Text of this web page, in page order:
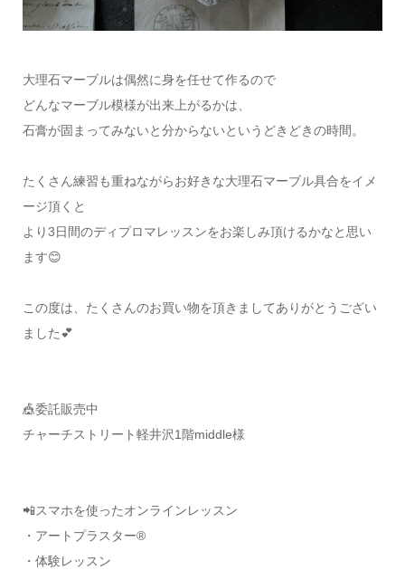
大理石マーブルは偶然に身を任せて作るので
どんなマーブル模様が出来上がるかは、
石膏が固まってみないと分からないというどきどきの時間。
たくさん練習も重ねながらお好きな大理石マーブル具合をイメ
ージ頂くと
より3日間のディプロマレッスンをお楽しみ頂けるかなと思い
ます😊
この度は、たくさんのお買い物を頂きましてありがとうござい
ました💕
🎪委託販売中
チャーチストリート軽井沢1階middle様
📲スマホを使ったオンラインレッスン
・アートプラスター®
・体験レッスン